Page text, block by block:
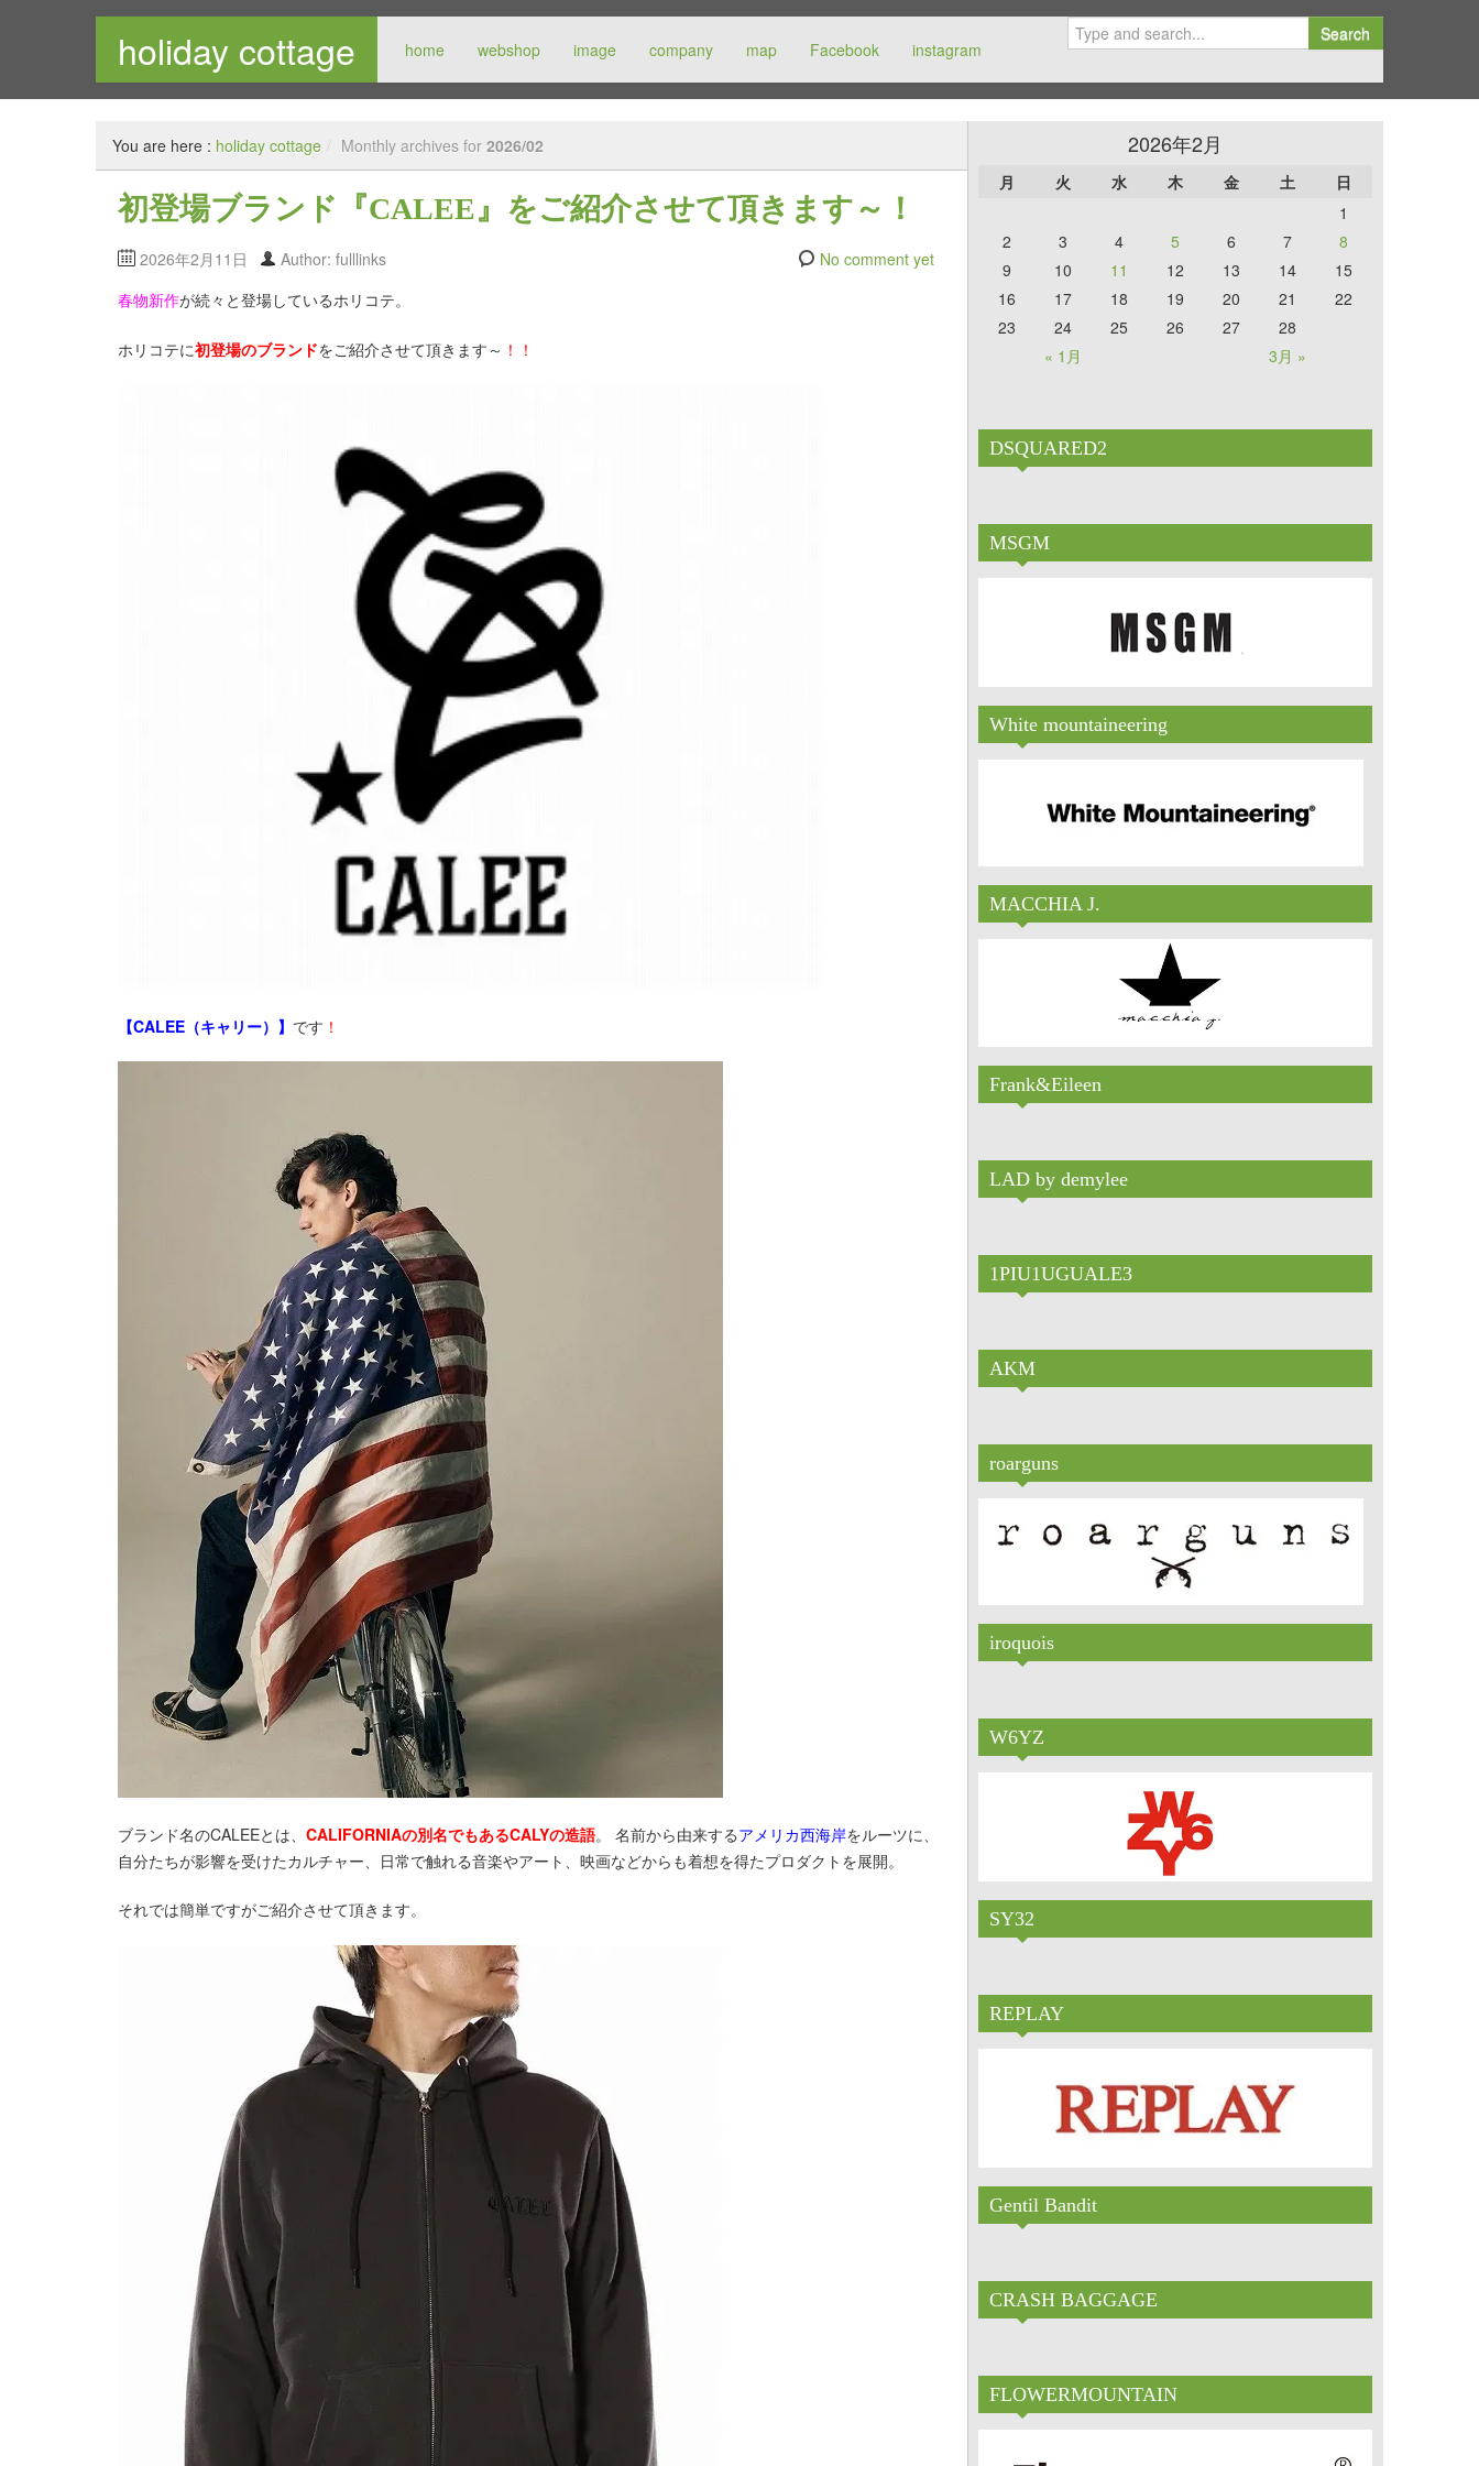
holiday cottage home webshop image company map Facebook instagram
Search
メンズセレクトショップ
You are here : holiday cottage / Monthly archives for 2026/02
初登場ブランド『CALEE』をご紹介させて頂きます～！
2026年2月11日 Author: fulllinks
No comment yet
春物新作が続々と登場しているホリコテ。
ホリコテに初登場のブランドをご紹介させて頂きます～ ！！
【CALEE（キャリー）】 です ！
ブランド名のCALEEとは、 CALIFORNIAの別名でもあるCALYの造語。 名前から由来するアメリカ西海岸をルーツに、
自分たちが影響を受けたカルチャー、日常で触れる音楽やアート、映画などからも着想を得たプロダクトを展開。
それでは簡単ですがご紹介させて頂きます。
2026年2月
月 火 水 木 金 土 日
« 1月 3月 »
1
2
3 4 5 6 7
8
9
10 11 12 13 14
15
16
17 18 19 20 21
22
23
24 25 26 27 28
DSQUARED2
MSGM
White mountaineering
MACCHIA J.
Frank&Eileen
LAD by demylee
1PIU1UGUALE3
AKM
roarguns
iroquois
W6YZ
SY32
REPLAY
Gentil Bandit
CRASH BAGGAGE
FLOWERMOUNTAIN